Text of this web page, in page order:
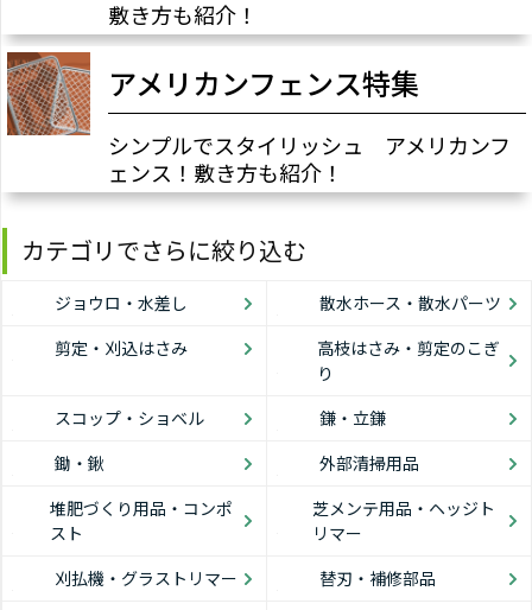
敷き方も紹介！
アメリカンフェンス特集
シンプルでスタイリッシュ アメリカンフ
ェンス！敷き方も紹介！
カテゴリでさらに絞り込む
ジョウロ・水差し
散水ホース・散水パーツ
剪定・刈込はさみ
高枝はさみ・剪定のこぎ
り
スコップ・ショベル
鎌・立鎌
鋤・鍬
外部清掃用品
堆肥づくり用品・コンポ
スト
芝メンテ用品・ヘッジト
リマー
刈払機・グラストリマー
替刃・補修部品